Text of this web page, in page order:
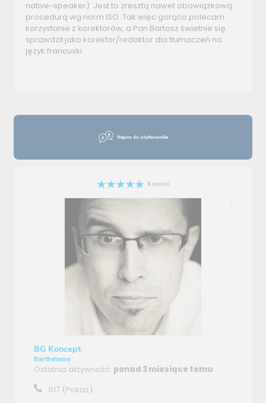
Napisz do użytkownika
8 opinii
BG Koncept
Barthelemy
Ostatnia aktywność: ponad 3 miesiące temu
517 (Pokaż)
native-speaker). Jest to zresztą nawet obowiązkową
procedurą wg norm ISO. Tak więc gorąco polecam
korzystanie z korektorów, a Pan Bartosz świetnie się
sprawdził jako korektor/redaktor dla tłumaczeń na
język francuski.